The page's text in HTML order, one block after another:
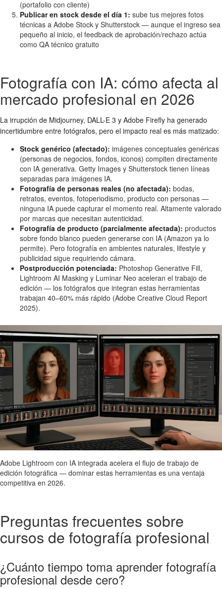
(portafolio con cliente)
Publicar en stock desde el día 1: sube tus mejores fotos
técnicas a Adobe Stock y Shutterstock — aunque el ingreso sea
pequeño al inicio, el feedback de aprobación/rechazo actúa
como QA técnico gratuito
Fotografía con IA: cómo afecta al
mercado profesional en 2026
La irrupción de Midjourney, DALL-E 3 y Adobe Firefly ha generado
incertidumbre entre fotógrafos, pero el impacto real es más matizado:
Stock genérico (afectado): imágenes conceptuales genéricas
(personas de negocios, fondos, iconos) compiten directamente
con IA generativa. Getty Images y Shutterstock tienen líneas
separadas para imágenes IA.
Fotografía de personas reales (no afectada): bodas,
retratos, eventos, fotoperiodismo, producto con personas —
ninguna IA puede capturar el momento real. Altamente valorado
por marcas que necesitan autenticidad.
Fotografía de producto (parcialmente afectada): productos
sobre fondo blanco pueden generarse con IA (Amazon ya lo
permite). Pero fotografía en ambientes naturales, lifestyle y
publicidad sigue requiriendo cámara.
Postproducción potenciada: Photoshop Generative Fill,
Lightroom AI Masking y Luminar Neo aceleran el trabajo de
edición — los fotógrafos que integran estas herramientas
trabajan 40–60% más rápido (Adobe Creative Cloud Report
2025).
Adobe Lightroom con IA integrada acelera el flujo de trabajo de
edición fotográfica — dominar estas herramientas es una ventaja
competitiva en 2026.
Preguntas frecuentes sobre
cursos de fotografía profesional
¿Cuánto tiempo toma aprender fotografía
profesional desde cero?